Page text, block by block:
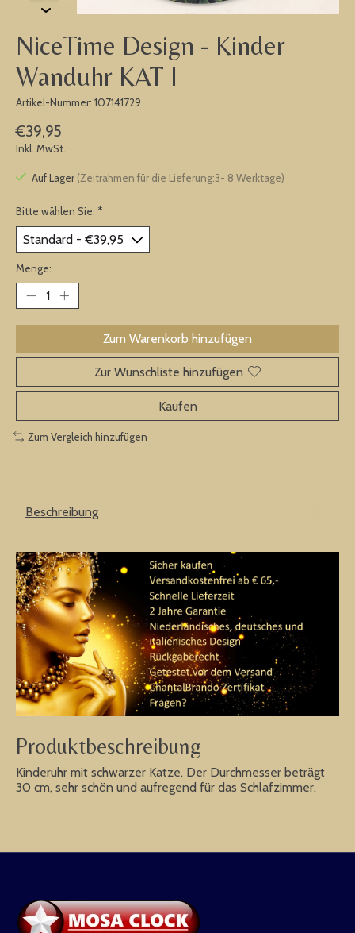
NiceTime Design - Kinder
Wanduhr KAT I
Artikel-Nummer: 107141729
€39,95
Inkl. MwSt.
Auf Lager (Zeitrahmen für die Lieferung:3- 8 Werktage)
Bitte wählen Sie: *
Menge:
Zum Warenkorb hinzufügen
Zur Wunschliste hinzufügen
Kaufen
Zum Vergleich hinzufügen
Beschreibung
Produktbeschreibung
Kinderuhr mit schwarzer Katze. Der Durchmesser beträgt
30 cm, sehr schön und aufregend für das Schlafzimmer.